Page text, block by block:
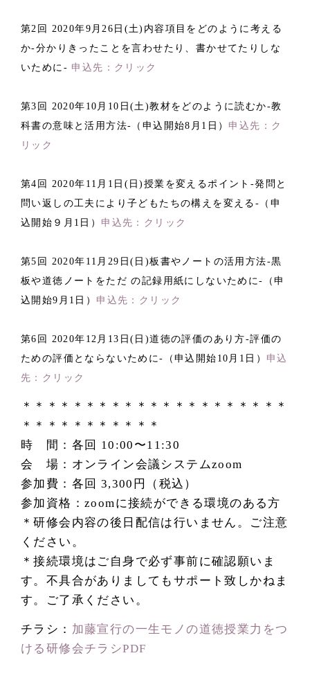
第2回 2020年9月26日(土)内容項目をどのように考える
か-分かりきったことを言わせたり、書かせてたりしな
いために- 申込先：クリック
第3回 2020年10月10日(土)教材をどのように読むか-教
科書の意味と活用方法-（申込開始8月1日） 申込先：ク
リック
第4回 2020年11月1日(日)授業を変えるポイント-発問と
問い返しの工夫により子どもたちの構えを変える-（申
込開始９月1日） 申込先：クリック
第5回 2020年11月29日(日)板書やノートの活用方法-黒
板や道徳ノートをただ の記録用紙にしないために-（申
込開始9月1日） 申込先：クリック
第6回 2020年12月13日(日)道徳の評価のあり方-評価の
ための評価とならないために-（申込開始10月1日） 申込
先：クリック
＊＊＊＊＊＊＊＊＊＊＊＊＊＊＊＊＊＊＊＊＊
＊＊＊＊＊＊＊＊＊＊＊
時 間：各回 10:00〜11:30
会 場：オンライン会議システムzoom
参加費：各回 3,300円（税込）
参加資格：zoomに接続ができる環境のある方
＊研修会内容の後日配信は行いません。ご注意
ください。
＊接続環境はご自身で必ず事前に確認願いま
す。不具合がありましてもサポート致しかねま
す。ご了承ください。
チラシ： 加藤宣行の一生モノの道徳授業力をつ
ける研修会チラシPDF